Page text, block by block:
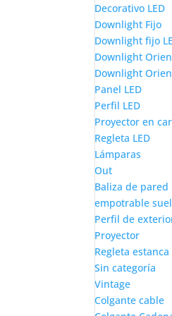
Decorativo LED
Downlight Fijo
Downlight fijo
Downlight
Downlight
Panel LED
Perfil LED
Proyector en
Regleta LED
Lámparas
Out
Baliza de pared
empotrable
Perfil de
Proyector
Regleta estanca
Sin categoría
Vintage
Colgante cable